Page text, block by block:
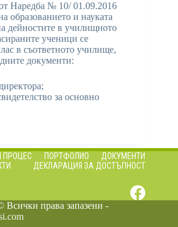
Наредба № 10/ 01.09.2016
образованието и науката
дейностите в училищното
ученици се
в съответното училище,
документи:
за основно
ПРОЦЕС ПОРТФОЛИО
ДОКУМЕНТИ
ДЕКЛАРАЦИЯ ЗА ДОСТЪПНОСТ
Всички права запазени -